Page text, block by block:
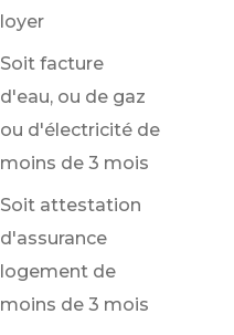
loyer
Soit facture
d'eau, ou de gaz
ou d'électricité de
moins de 3 mois
Soit attestation
d'assurance
logement de
moins de 3 mois